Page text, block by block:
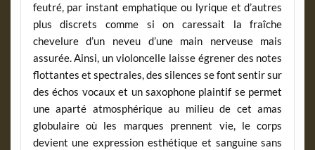
feutré, par instant emphatique ou lyrique et d’autres
plus discrets comme si on caressait la fraîche
chevelure d’un neveu d’une main nerveuse mais
assurée. Ainsi, un violoncelle laisse égrener des notes
flottantes et spectrales, des silences se font sentir sur
des échos vocaux et un saxophone plaintif se permet
une aparté atmosphérique au milieu de cet amas
globulaire où les marques prennent vie, le corps
devient une expression esthétique et sanguine sans